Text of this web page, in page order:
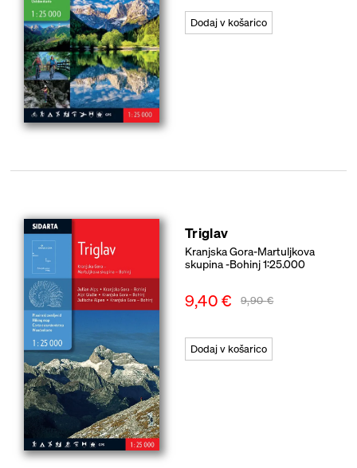
Dodaj v košarico
Triglav
Kranjska Gora-Martuljkova
skupina -Bohinj 1:25.000
9,90€
9,40€
Dodaj v košarico